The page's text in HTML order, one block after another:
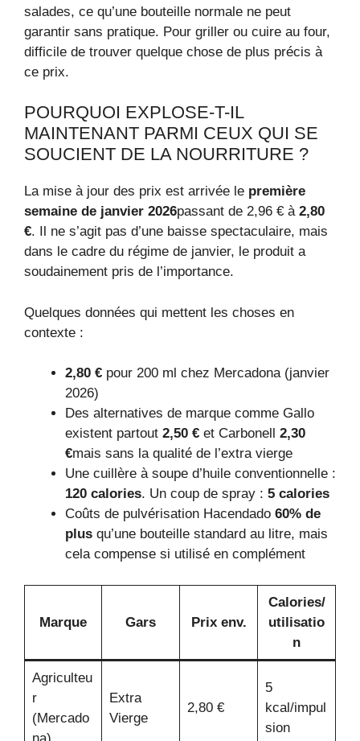
salades, ce qu’une bouteille normale ne peut
garantir sans pratique. Pour griller ou cuire au four,
difficile de trouver quelque chose de plus précis à
ce prix.
POURQUOI EXPLOSE-T-IL
MAINTENANT PARMI CEUX QUI SE
SOUCIENT DE LA NOURRITURE ?
La mise à jour des prix est arrivée le première
semaine de janvier 2026passant de 2,96 € à 2,80
€. Il ne s’agit pas d’une baisse spectaculaire, mais
dans le cadre du régime de janvier, le produit a
soudainement pris de l’importance.
Quelques données qui mettent les choses en
contexte :
2,80 € pour 200 ml chez Mercadona (janvier
2026)
Des alternatives de marque comme Gallo
existent partout 2,50 € et Carbonell 2,30
€mais sans la qualité de l’extra vierge
Une cuillère à soupe d’huile conventionnelle :
120 calories. Un coup de spray : 5 calories
Coûts de pulvérisation Hacendado 60% de
plus qu’une bouteille standard au litre, mais
cela compense si utilisé en complément
Marque Gars Prix ​​env.
Calories/
utilisatio
n
Agriculteu
r
(Mercado
na)
Extra
Vierge
2,80 €
5
kcal/impul
sion